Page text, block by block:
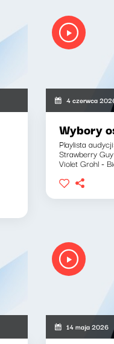
4 czerwca
Wybory
Playlista audycji:
Strawberry
Violet Grohl -
14 maja 2026